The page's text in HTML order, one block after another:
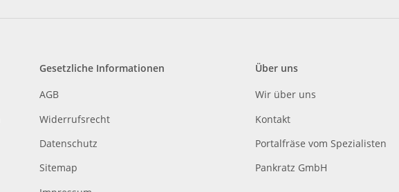
Gesetzliche Informationen
AGB
Widerrufsrecht
Datenschutz
Sitemap
Über uns
Wir über uns
Kontakt
Portalfräse vom Spezialisten
Pankratz GmbH